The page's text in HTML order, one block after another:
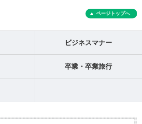
ページトップへ
ビジネスマナー
卒業・卒業旅行